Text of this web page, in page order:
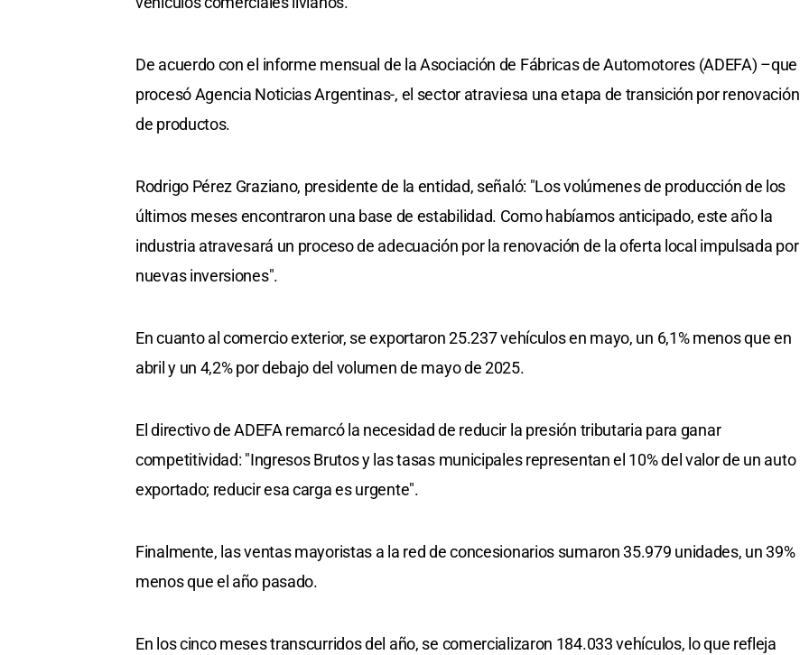
De acuerdo con el informe mensual de la Asociación de Fábricas de Automotores (ADEFA) –que
procesó Agencia Noticias Argentinas-, el sector atraviesa una etapa de transición por renovación
de productos.
Rodrigo Pérez Graziano, presidente de la entidad, señaló: "Los volúmenes de producción de los
últimos meses encontraron una base de estabilidad. Como habíamos anticipado, este año la
industria atravesará un proceso de adecuación por la renovación de la oferta local impulsada por
nuevas inversiones".
En cuanto al comercio exterior, se exportaron 25.237 vehículos en mayo, un 6,1% menos que en
abril y un 4,2% por debajo del volumen de mayo de 2025.
El directivo de ADEFA remarcó la necesidad de reducir la presión tributaria para ganar
competitividad: "Ingresos Brutos y las tasas municipales representan el 10% del valor de un auto
exportado; reducir esa carga es urgente".
Finalmente, las ventas mayoristas a la red de concesionarios sumaron 35.979 unidades, un 39%
menos que el año pasado.
En los cinco meses transcurridos del año, se comercializaron 184.033 vehículos, lo que refleja